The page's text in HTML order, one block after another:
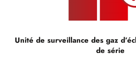
Unité de surveillance des gaz
de série